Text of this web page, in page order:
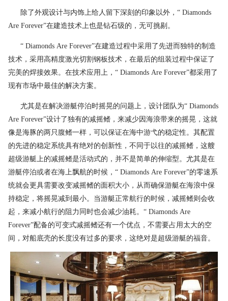
除了外观设计与内饰上给人留下深刻的印象以外，“ Diamonds
Are Forever”在建造技术上也是钻石级的，无可挑剔。
“ Diamonds Are Forever”在建造过程中采用了先进而独特的制造
技术，采用高精度激光切割钢板技术，在最后的组装过程中保证了
完美的焊接效果。在技术应用上，“ Diamonds Are Forever”都采用了
现有市场中最佳的解决方案。
尤其是在解决游艇停泊时摇晃的问题上，设计团队为“ Diamonds
Are Forever”设计了独有的减摇鳍，来减少因海浪带来的摇晃，这就
像是海豚的两只腹鳍一样，可以保证在海中游弋的稳定性。其配置
的先进的稳定系统具有绝对的创新性，不同于以往的减摇鳍，这艘
超级游艇上的减摇鳍是活动式的，并不是简单的伸缩型。尤其是在
游艇停泊或者在海上飘航的时候，“ Diamonds Are Forever”的零速系
统就会更具需要改变减摇鳍的面积大小，从而确保游艇在海浪中保
持稳定，将摇晃减到最小。当游艇正常航行的时候，减摇鳍则会收
起，来减小航行的阻力同时也会减少油耗。“ Diamonds Are
Forever”配备的可变式减摇鳍还有一个优点，不需要占用太大的空
间，对船底壳的长度没有过多的要求，这绝对是超级游艇的福音。